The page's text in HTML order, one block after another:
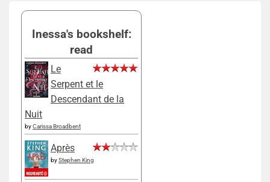
Inessa's bookshelf:
read
Le
Serpent et le
Descendant de la
Nuit
byCarissa Broadbent
Après
byStephen King